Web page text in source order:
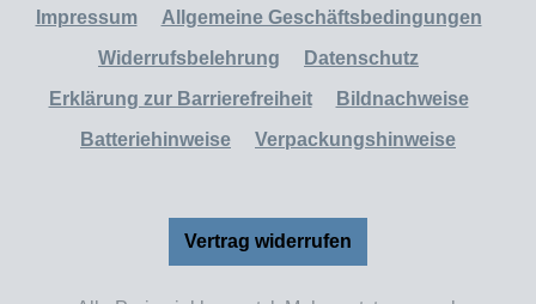
Impressum
Allgemeine Geschäftsbedingungen
Widerrufsbelehrung
Datenschutz
Erklärung zur Barrierefreiheit
Bildnachweise
Batteriehinweise
Verpackungshinweise
Vertrag widerrufen